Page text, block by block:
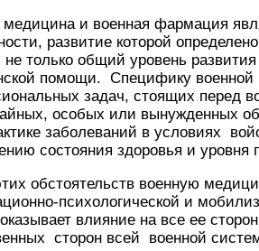
медицина и военная фармация
развитие которой
не только общий уровень
помощи. Специфику
задач, стоящих перед
особых или вынужденных
заболеваний в условиях
состояния здоровья и уровня
обстоятельств военную
психологической и
оказывает влияние на все ее
сторон всей военной